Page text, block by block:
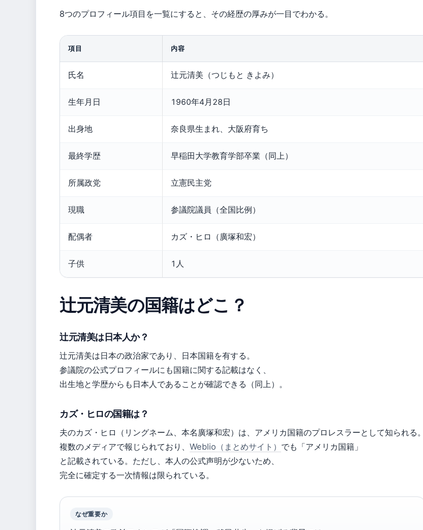
8つのプロフィール項目を一覧にすると、その経歴の厚みが一目でわかる。
項目 内容
氏名 辻元清美（つじもと きよみ）
生年月日 1960年4月28日
出身地 奈良県生まれ、大阪府育ち
最終学歴 早稲田大学教育学部卒業（同上）
所属政党 立憲民主党
現職 参議院議員（全国比例）
配偶者 カズ・ヒロ（廣塚和宏）
子供 1人
辻元清美の国籍はどこ？
辻元清美は日本人か？
辻元清美は日本の政治家であり、日本国籍を有する。
参議院の公式プロフィールにも国籍に関する記載はなく、
出生地と学歴からも日本人であることが確認できる（同上）。
カズ・ヒロの国籍は？
夫のカズ・ヒロ（リングネーム、本名廣塚和宏）は、アメリカ国籍のプロレスラーとして知られる。
複数のメディアで報じられており、 Weblio（まとめサイト） でも「アメリカ国籍」
と記載されている。ただし、本人の公式声明が少ないため、
完全に確定する一次情報は限られている。
なぜ重要か